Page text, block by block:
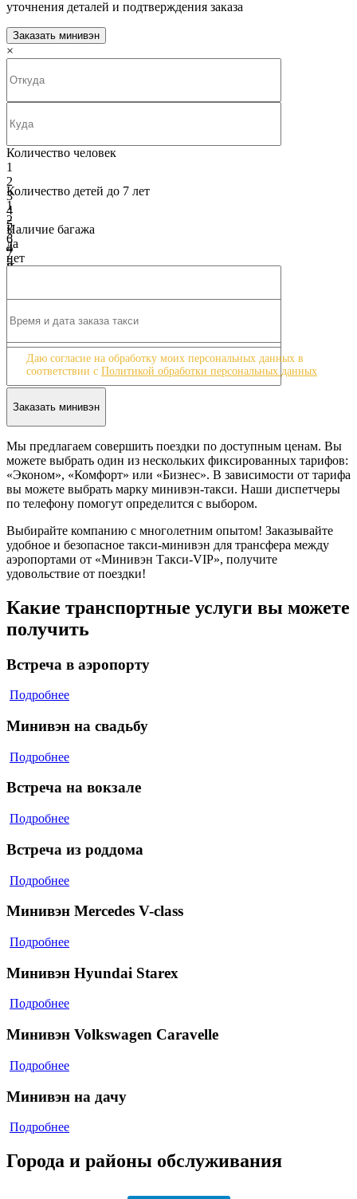
уточнения деталей и подтверждения заказа
Заказать минивэн
×
Количество человек
1
2
3
4
5
6
7
8
10
Количество детей до 7 лет
1
2
3
4
5
9
Наличие багажа
да
нет
Класс машины
Бизнес - класс Mercedes V-class
Даю согласие на обработку моих персональных данных в
соответствии с Политикой обработки персональных данных
Мы предлагаем совершить поездки по доступным ценам. Вы
можете выбрать один из нескольких фиксированных тарифов:
«Эконом», «Комфорт» или «Бизнес». В зависимости от тарифа
вы можете выбрать марку минивэн-такси. Наши диспетчеры
по телефону помогут определится с выбором.
Выбирайте компанию с многолетним опытом! Заказывайте
удобное и безопасное такси-минивэн для трансфера между
аэропортами от «Минивэн Такси-VIP», получите
удовольствие от поездки!
Какие транспортные услуги вы можете
получить
Встреча в аэропорту
Подробнее
Минивэн на свадьбу
Подробнее
Встреча на вокзале
Подробнее
Встреча из роддома
Подробнее
Минивэн Mercedes V-class
Подробнее
Минивэн Hyundai Starex
Подробнее
Минивэн Volkswagen Caravelle
Подробнее
Минивэн на дачу
Подробнее
Города и районы обслуживания